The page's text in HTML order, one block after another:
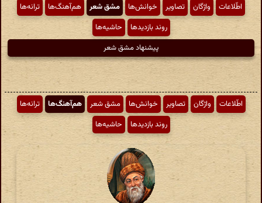
اطّلاعات واژگان تصاویر خوانش‌ها مشق شعر هم‌آهنگ‌ها
ترانه‌ها
روند بازدیدها
حاشیه‌ها
پیشنهاد مشق شعر
اطّلاعات واژگان تصاویر خوانش‌ها مشق شعر هم‌آهنگ‌ها
ترانه‌ها
روند بازدیدها
حاشیه‌ها